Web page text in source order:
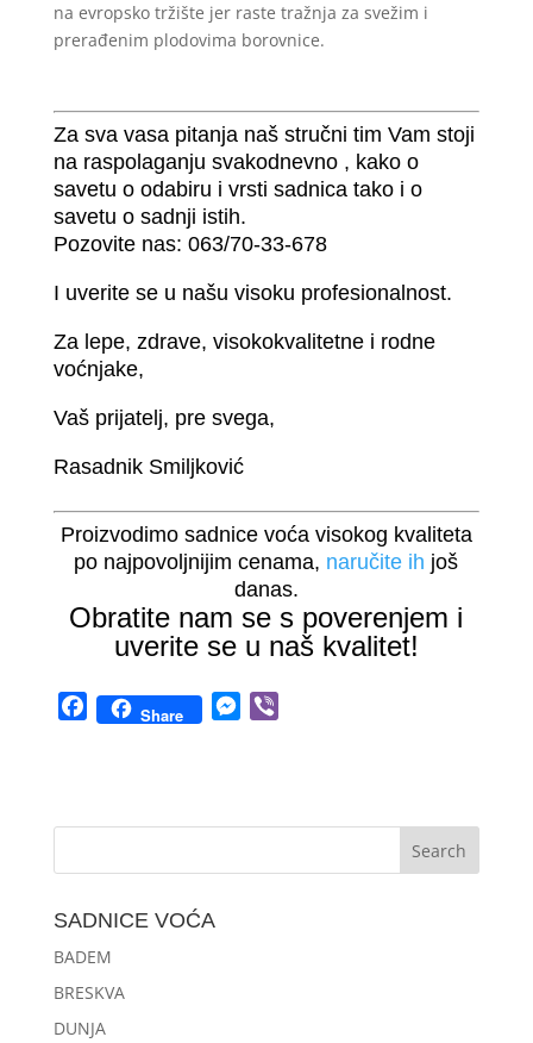
na evropsko tržište jer raste tražnja za svežim i
prerađenim plodovima borovnice.
Za sva vasa pitanja naš stručni tim Vam stoji
na raspolaganju svakodnevno , kako o
savetu o odabiru i vrsti sadnica tako i o
savetu o sadnji istih.
Pozovite nas: 063/70-33-678
I uverite se u našu visoku profesionalnost.
Za lepe, zdrave, visokokvalitetne i rodne
voćnjake,
Vaš prijatelj, pre svega,
Rasadnik Smiljković
Proizvodimo sadnice voća visokog kvaliteta
po najpovoljnijim cenama, naručite ih još
danas.
Obratite nam se s poverenjem i
uverite se u naš kvalitet!
b
o
Share
M
e
g
r
SADNICE VOĆA
BADEM
BRESKVA
DUNJA